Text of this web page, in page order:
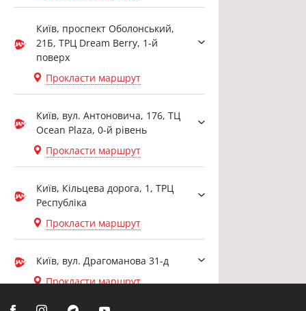
Київ, проспект Оболонський,
21Б, ТРЦ Dream Berry, 1-й
поверх
Прокласти маршрут
Київ, вул. Антоновича, 176, ТЦ
Ocean Plaza, 0-й рівень
Прокласти маршрут
Київ, Кільцева дорога, 1, ТРЦ
Республіка
Прокласти маршрут
Київ, вул. Драгоманова 31-д
Прокласти маршрут